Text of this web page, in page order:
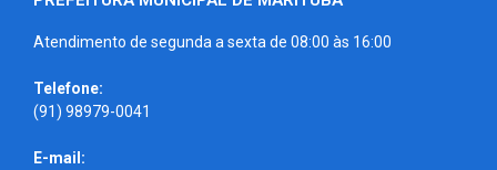
Atendimento de segunda a sexta de 08:00 às 16:00
Telefone:
(91) 98979-0041
E-mail: